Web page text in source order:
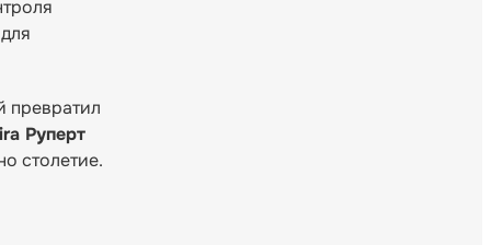
превратил
Руперт
столетие.